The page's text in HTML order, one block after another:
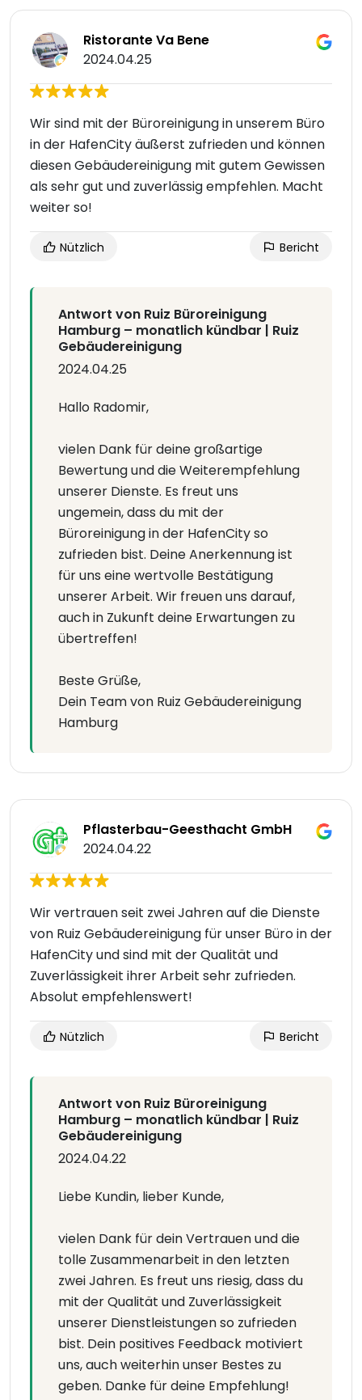
Ristorante Va Bene
2024.04.25
Wir sind mit der Büroreinigung in unserem Büro
in der HafenCity äußerst zufrieden und können
diesen Gebäudereinigung mit gutem Gewissen
als sehr gut und zuverlässig empfehlen. Macht
weiter so!
Nützlich Bericht
Antwort von Ruiz Büroreinigung
Hamburg – monatlich kündbar | Ruiz
Gebäudereinigung
2024.04.25
Hallo Radomir,
vielen Dank für deine großartige
Bewertung und die Weiterempfehlung
unserer Dienste. Es freut uns
ungemein, dass du mit der
Büroreinigung in der HafenCity so
zufrieden bist. Deine Anerkennung ist
für uns eine wertvolle Bestätigung
unserer Arbeit. Wir freuen uns darauf,
auch in Zukunft deine Erwartungen zu
übertreffen!
Beste Grüße,
Dein Team von Ruiz Gebäudereinigung
Hamburg
Pflasterbau-Geesthacht GmbH
2024.04.22
Wir vertrauen seit zwei Jahren auf die Dienste
von Ruiz Gebäudereinigung für unser Büro in der
HafenCity und sind mit der Qualität und
Zuverlässigkeit ihrer Arbeit sehr zufrieden.
Absolut empfehlenswert!
Nützlich Bericht
Antwort von Ruiz Büroreinigung
Hamburg – monatlich kündbar | Ruiz
Gebäudereinigung
2024.04.22
Liebe Kundin, lieber Kunde,
vielen Dank für dein Vertrauen und die
tolle Zusammenarbeit in den letzten
zwei Jahren. Es freut uns riesig, dass du
mit der Qualität und Zuverlässigkeit
unserer Dienstleistungen so zufrieden
bist. Dein positives Feedback motiviert
uns, auch weiterhin unser Bestes zu
geben. Danke für deine Empfehlung!